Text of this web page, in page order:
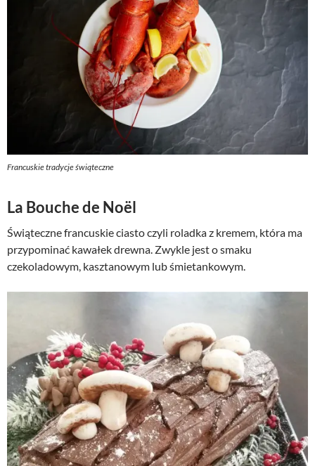
Francuskie tradycje świąteczne
La Bouche de Noël
Świąteczne francuskie ciasto czyli roladka z kremem, która ma
przypominać kawałek drewna. Zwykle jest o smaku
czekoladowym, kasztanowym lub śmietankowym.